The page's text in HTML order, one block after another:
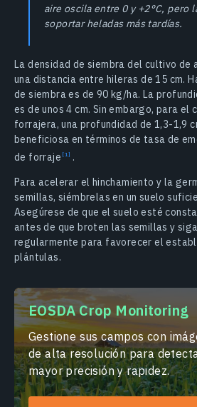
aire oscila entre 0 y +2°C, pero
soportar heladas más tardías.
La densidad de siembra del cultivo de
una distancia entre hileras de 15 cm.
de siembra es de 90 kg/ha. La
es de unos 4 cm. Sin embargo, para el
forrajera, una profundidad de 1,3-1,9
beneficiosa en términos de tasa de
de forraje
.
Para acelerar el hinchamiento y la
semillas, siémbrelas en un suelo
Asegúrese de que el suelo esté
antes de que broten las semillas y
regularmente para favorecer el
plántulas.
EOSDA Crop Monitoring
Gestione sus campos con
de alta resolución para
mayor precisión y rapidez.